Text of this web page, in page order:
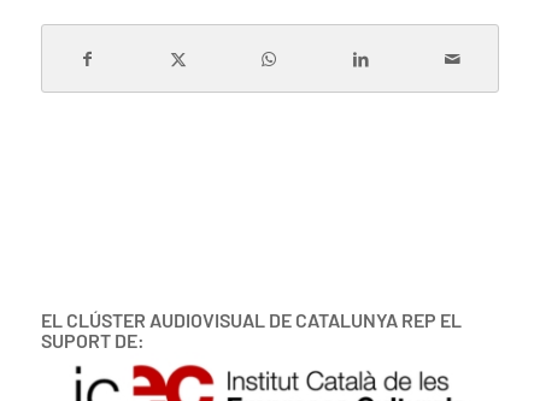
EL CLÚSTER AUDIOVISUAL DE CATALUNYA REP EL
SUPORT DE: